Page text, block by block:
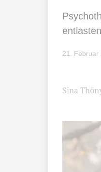
21. Februar
Sina